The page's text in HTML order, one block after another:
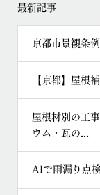
最新記事
京都市景観条
【京都】屋根
屋根材別の工
ウム・瓦の...
AIで雨漏り点